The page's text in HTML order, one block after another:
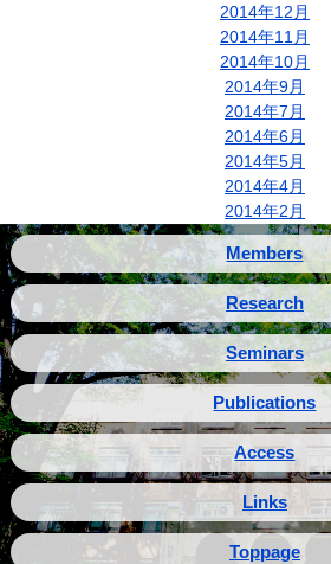
2014年12月
2014年11月
2014年10月
2014年9月
2014年7月
2014年6月
2014年5月
2014年4月
2014年2月
Members
Research
Seminars
Publications
Access
Links
Toppage